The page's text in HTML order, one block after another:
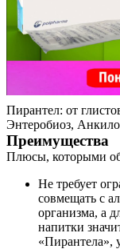
Пирантел: от
Энтеробиоз,
Преимущества
Плюсы, которыми
Не требует
совмещать с
организма, а
напитки
«Пирантела»,